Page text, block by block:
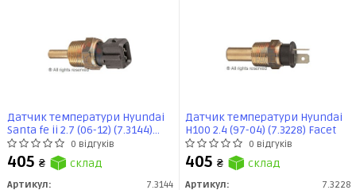
Датчик температури Hyundai
Santa fe ii 2.7 (06-12) (7.3144)
Facet
0 відгуків
405 ₴ склад
Артикул:
7.3144
Датчик температури Hyundai
H100 2.4 (97-04) (7.3228) Facet
0 відгуків
405 ₴ склад
Артикул:
7.3228